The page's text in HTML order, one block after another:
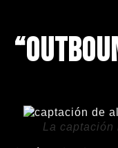
La captación